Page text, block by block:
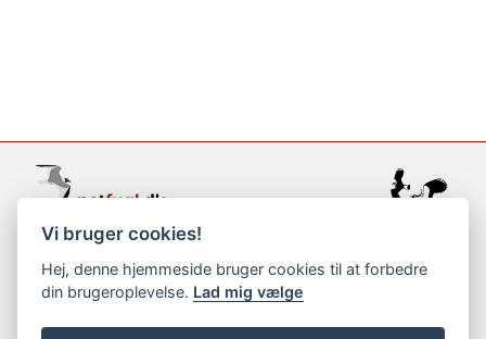
support@netfugl.dk
copyright © 2002-2023
Vi bruger cookies!
Hej, denne hjemmeside bruger cookies til at forbedre
din brugeroplevelse. Lad mig vælge